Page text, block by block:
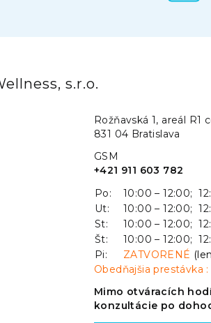
s.r.o.
Rožňavská 1, areál R1
831 04 Bratislava
GSM
+421 911 603 782
Po:
10:00 – 12:00;
Ut:
10:00 – 12:00;
St:
10:00 – 12:00;
Št:
10:00 – 12:00;
Pi:
ZATVORENÉ
Obedňajšia prestávka
Mimo otváracích
konzultácie po